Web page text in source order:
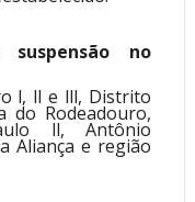
no
l, ll e lll, Distrito
do Rodeadouro,
ll, Antônio
Aliança e região